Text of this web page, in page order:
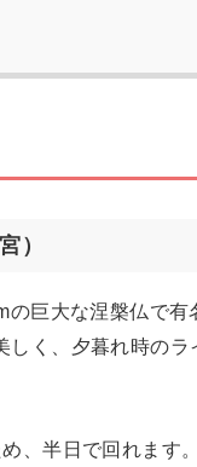
）
の巨大な涅槃仏で有
く、夕暮れ時の
、半日で回れます